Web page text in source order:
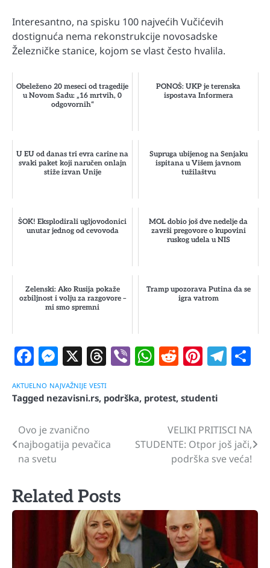
Interesantno, na spisku 100 najvećih Vučićevih
dostignuća nema rekonstrukcije novosadske
Železničke stanice, kojom se vlast često hvalila.
Obeleženo 20 meseci od tragedije
u Novom Sadu: „16 mrtvih, 0
odgovornih“
PONOŠ: UKP je terenska
ispostava Informera
U EU od danas tri evra carine na
svaki paket koji naručen onlajn
stiže izvan Unije
Supruga ubijenog na Senjaku
ispitana u Višem javnom
tužilaštvu
ŠOK! Eksplodirali ugljovodonici
unutar jednog od cevovoda
MOL dobio još dve nedelje da
završi pregovore o kupovini
ruskog udela u NIS
Zelenski: Ako Rusija pokaže
ozbiljnost i volju za razgovore –
mi smo spremni
Tramp upozorava Putina da se
igra vatrom
Facebook
Messenger
X Threads
ViberWhatsApp
Reddit
AKTUELNO NAJVAŽNIJE VESTI
Tagged nezavisni.rs, podrška, protest, studenti
Navigacija
članaka
Ovo je zvanično
najbogatija pevačica
na svetu
VELIKI PRITISCI NA
STUDENTE: Otpor još jači,
podrška sve veća!
Related Posts